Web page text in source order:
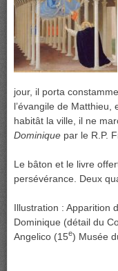
jour, il porta
l’évangile de Matthieu,
habitât la ville, il ne
Dominique par le R.P.
Le bâton et le livre
persévérance. Deux
Illustration : Apparition
Dominique (détail du
Angelico (15e) Musée